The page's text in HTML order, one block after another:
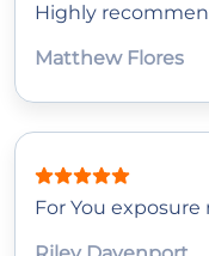
Highly
Matthew Flores
For You exposure